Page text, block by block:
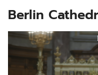
Berlin